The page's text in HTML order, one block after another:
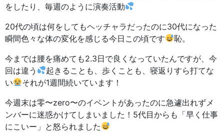
をしたり、毎週のように演奏活動
20代の頃は何をしてもヘッチャラだったのに30代になった
瞬間色々な体の変化を感じる今日この頃です
恥。
今までは腰を痛めても2.3日で良くなっていたんですが、今
回は違う
起きることも、歩くことも、寝返りすら打てな
い
それが1週間続いています！
今週末は零〜zero〜のイベントがあったのに急遽出れずメ
ンバーに迷惑かけてしまいました！5代目からも「早く仕事
にこいー」と怒られました